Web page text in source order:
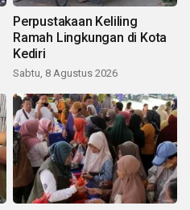
Perpustakaan Keliling
Ramah Lingkungan di Kota
Kediri
Sabtu, 8 Agustus 2026